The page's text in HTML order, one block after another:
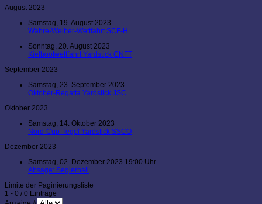
August 2023
Samstag, 19. August 2023
Wahre-Weiber-Wettfahrt SCF-H
Sonntag, 20. August 2023
Kielbootwettfahrt Yardstick CNFT
September 2023
Samstag, 23. September 2023
Oktober-Regatta Yardstick JSC
Oktober 2023
Samstag, 14. Oktober 2023
Nord-Cup-Tegel Yardstick SSCO
Dezember 2023
Samstag, 02. Dezember 2023 19:00 Uhr
Absage: Seglerball
Limite der Paginierungsliste
1 - 0 / 0 Einträge